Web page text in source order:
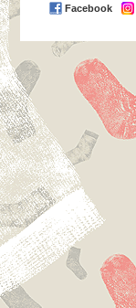
Facebook